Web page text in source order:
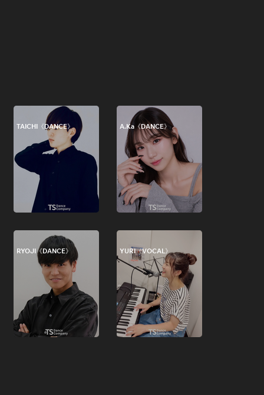
TAICHI《DANCE》 A.Ka《DANCE》
RYOJI《DANCE》 YURI《VOCAL》